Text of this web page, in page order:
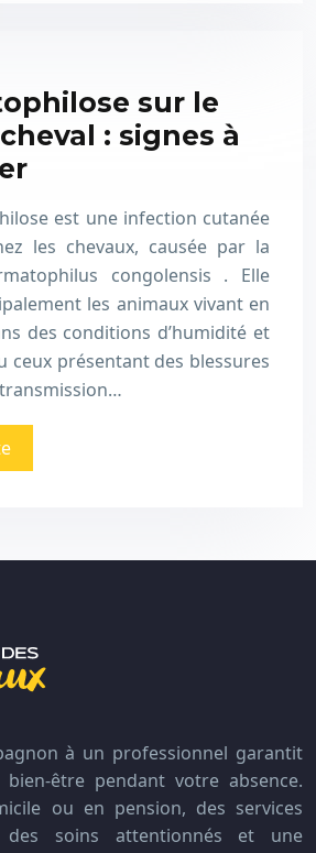
sur le
: signes à
est une infection cutanée
les chevaux, causée par la
congolensis . Elle
les animaux vivant en
des conditions d’humidité et
ceux présentant des blessures
à un professionnel garantit
être pendant votre absence.
ou en pension, des services
des soins attentionnés et une